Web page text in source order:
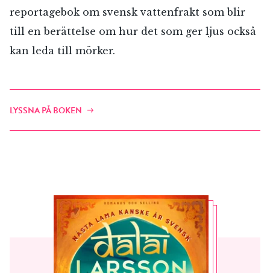
reportagebok om svensk vattenfrakt som blir
till en berättelse om hur det som ger ljus också
kan leda till mörker.
LYSSNA PÅ BOKEN